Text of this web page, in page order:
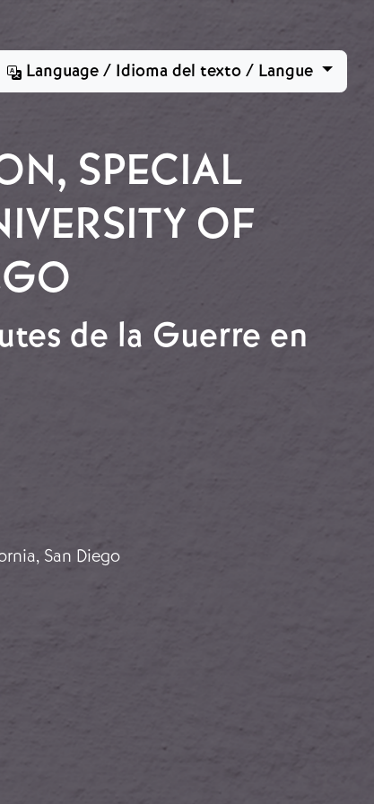
Language / Idioma del texto / Langue
SPECIAL
OF
de la Guerre en
San Diego